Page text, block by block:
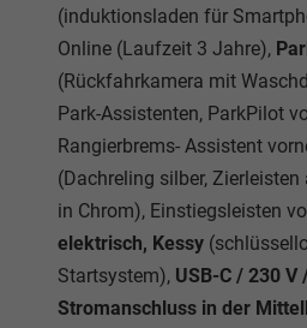
(induktionsladen für
Online (Laufzeit 3 Jahre),
(Rückfahrkamera mit
Park-Assistenten, ParkPilot
Rangierbrems- Assistent
(Dachreling silber,
in Chrom), Einstiegsleisten
elektrisch, Kessy
Startsystem), USB-C / 230 V
Stromanschluss in der